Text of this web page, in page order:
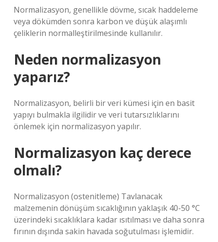
Normalizasyon, genellikle dövme, sıcak haddeleme
veya dökümden sonra karbon ve düşük alaşımlı
çeliklerin normalleştirilmesinde kullanılır.
Neden normalizasyon
yaparız?
Normalizasyon, belirli bir veri kümesi için en basit
yapıyı bulmakla ilgilidir ve veri tutarsızlıklarını
önlemek için normalizasyon yapılır.
Normalizasyon kaç derece
olmalı?
Normalizasyon (ostenitleme) Tavlanacak
malzemenin dönüşüm sıcaklığının yaklaşık 40-50 °C
üzerindeki sıcaklıklara kadar ısıtılması ve daha sonra
fırının dışında sakin havada soğutulması işlemidir.